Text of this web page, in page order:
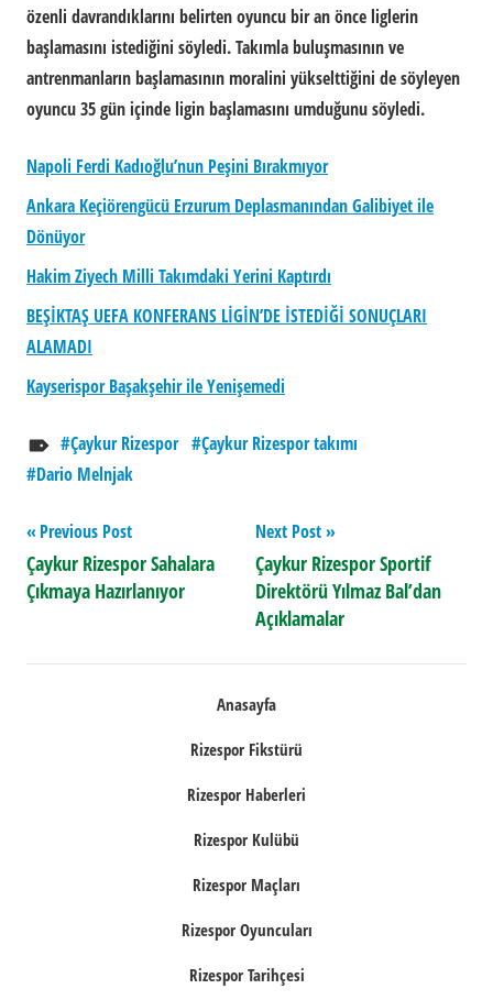
özenli davrandıklarını belirten oyuncu bir an önce liglerin
başlamasını istediğini söyledi. Takımla buluşmasının ve
antrenmanların başlamasının moralini yükselttiğini de söyleyen
oyuncu 35 gün içinde ligin başlamasını umduğunu söyledi.
Napoli Ferdi Kadıoğlu’nun Peşini Bırakmıyor
Ankara Keçiörengücü Erzurum Deplasmanından Galibiyet ile
Dönüyor
Hakim Ziyech Milli Takımdaki Yerini Kaptırdı
BEŞİKTAŞ UEFA KONFERANS LİGİN’DE İSTEDİĞİ SONUÇLARI
ALAMADI
Kayserispor Başakşehir ile Yenişemedi
Çaykur Rizespor
Çaykur Rizespor takımı
Dario Melnjak
Yazı
gezinmesi
Previous Post
Çaykur Rizespor Sahalara
Çıkmaya Hazırlanıyor
Next Post
Çaykur Rizespor Sportif
Direktörü Yılmaz Bal’dan
Açıklamalar
Anasayfa
Rizespor Fikstürü
Rizespor Haberleri
Rizespor Kulübü
Rizespor Maçları
Rizespor Oyuncuları
Rizespor Tarihçesi